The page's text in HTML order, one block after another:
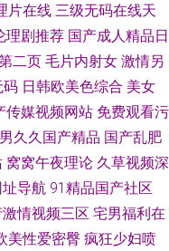
片在线 三级无码在线天
理剧推荐 国产成人精品日
二页 毛片内射女 激情另
码 日韩欧美色综合 美女
传媒视频网站 免费观看污
久久国产精品 国产乱肥
窝窝午夜理论 久草视频深
导航 91精品国产社区
情视频三区 宅男福利在
美性爱密臀 疯狂少妇喷